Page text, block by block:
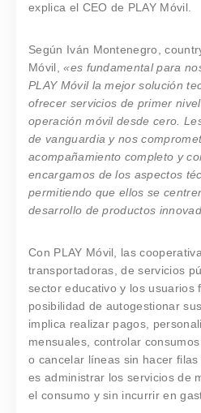
explica el CEO de PLAY Móvil.
Según Iván Montenegro,
Móvil, «es fundamental para
PLAY Móvil la mejor solución
ofrecer servicios de primer
operación móvil desde cero.
de vanguardia y nos
acompañamiento completo y
encargamos de los aspectos
permitiendo que ellos se
desarrollo de productos
Con PLAY Móvil, las
transportadoras, de servicios
sector educativo y los usuarios
posibilidad de autogestionar
implica realizar pagos,
mensuales, controlar
o cancelar líneas sin hacer
es administrar los servicios de
el consumo y sin incurrir en